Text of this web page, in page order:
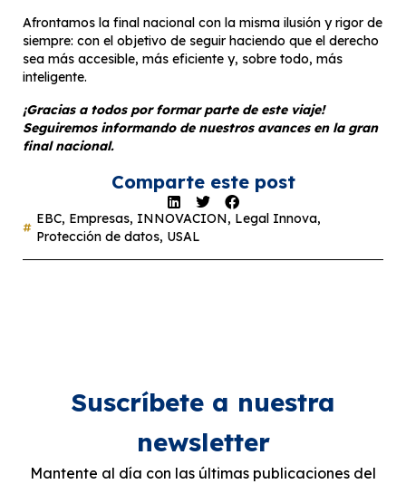
Afrontamos la final nacional con la misma ilusión y rigor de
siempre: con el objetivo de seguir haciendo que el derecho
sea más accesible, más eficiente y, sobre todo, más
inteligente.
¡Gracias a todos por formar parte de este viaje!
Seguiremos informando de nuestros avances en la gran
final nacional.
Comparte este post
EBC, Empresas, INNOVACION, Legal Innova,
Protección de datos, USAL
Suscríbete a nuestra
newsletter
Mantente al día con las últimas publicaciones del